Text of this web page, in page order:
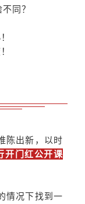
同？
陈出新，以时
开门红公开课
情况下找到一